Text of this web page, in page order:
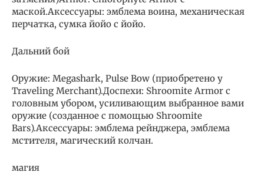
маской.Аксессуары: эмблема воина, механическая
перчатка, сумка йойо с йойо.
Дальний бой
Оружие: Megashark, Pulse Bow (приобретено у
Traveling Merchant).Доспехи: Shroomite Armor с
головным убором, усиливающим выбранное вами
оружие (созданное с помощью Shroomite
Bars).Аксессуары: эмблема рейнджера, эмблема
мстителя, магический колчан.
магия